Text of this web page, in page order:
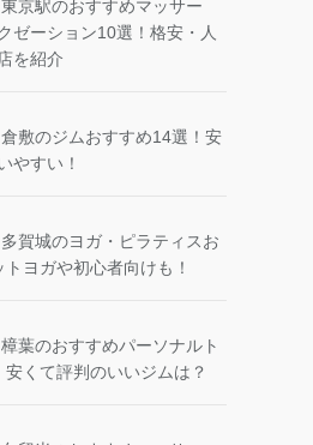
東京駅のおすすめマッサー
ゼーション10選！格安・人
を紹介
倉敷のジムおすすめ14選！安
やすい！
多賀城のヨガ・ピラティスお
ヨガや初心者向けも！
葉のおすすめパーソナルト
安くて評判のいいジムは？